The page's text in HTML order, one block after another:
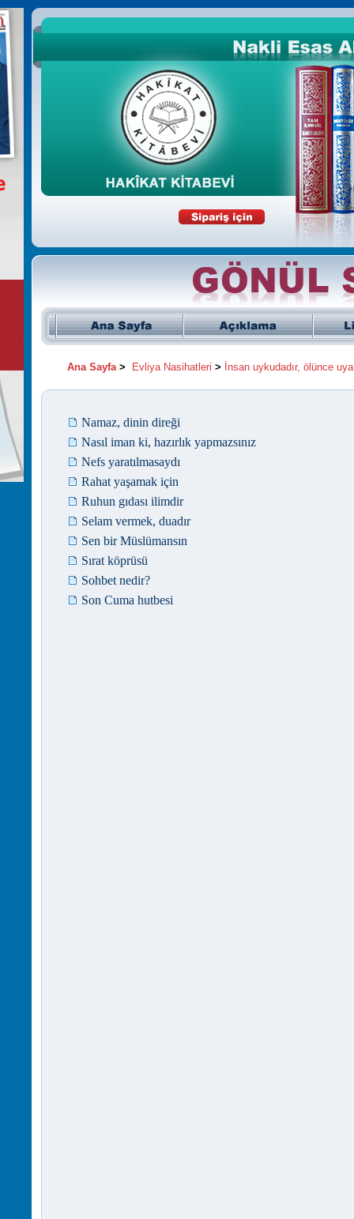
Ana Sayfa> Evliya Nasihatleri > İnsan uykudadır, ölünce
Namaz, dinin direği
Nasıl iman ki, hazırlık yapmazsınız
Nefs yaratılmasaydı
Rahat yaşamak için
Ruhun gıdası ilimdir
Selam vermek, duadır
Sen bir Müslümansın
Sırat köprüsü
Sohbet nedir?
Son Cuma hutbesi